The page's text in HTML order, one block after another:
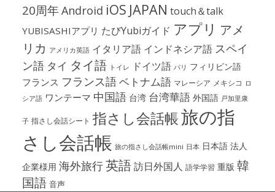
20周年Android iOS JAPAN touch＆talk
YUBISASHIアプリ たびYubiガイド アプリ アメ
リカ アメリカ英語 イタリア語 インドネシア語 スペイ
ン語 タイ タイ語 トイレ ドイツ語 パリ フィリピン語
フランス フランス語ベトナム語 マレーシア メキシコ ロ
シア語 ワンテーマ 中国語 台湾 台湾華語 外国語 戸加里康
子 指さし会話シート 指さし会話帳旅の指
さし会話帳 旅の指さし会話帳mini 日本 日本語 法人
企業様用 海外旅行英語訪日外国人 語学学習 重版 韓
国語 音声